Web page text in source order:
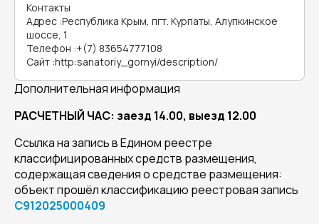
Контакты
Адрес :Республика Крым, пгт. Курпаты, Алупкинское
шоссе, 1
Телефон :+(7) 83654777108
Сайт :http:sanatoriy_gornyi/description/
Дополнительная информация
РАСЧЕТНЫЙ ЧАС: заезд 14.00, выезд 12.00
Ссылка на запись в Едином реестре
классифицированных средств размещения,
содержащая сведения о средстве размещения:
объект прошёл классификацию реестровая запись
С912025000409